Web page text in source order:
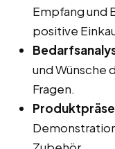
Empfang und
positive
und Wünsche
Fragen.